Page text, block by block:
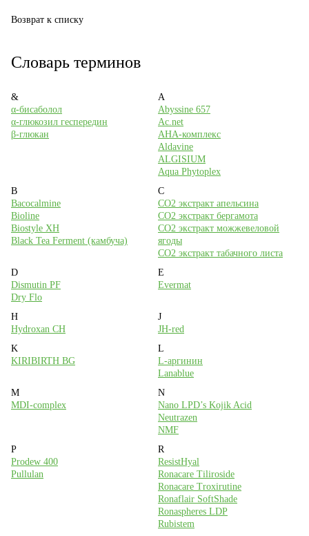
Возврат к списку
Словарь терминов
&
α-бисаболол
α-глюкозил геспередин
β-глюкан
A
Abyssine 657
Ac.net
AHA-комплекс
Aldavine
ALGISIUM
Aqua Phytoplex
B
Bacocalmine
Bioline
Biostyle XH
Black Tea Ferment (камбуча)
C
CO2 экстракт апельсина
CO2 экстракт бергамота
CO2 экстракт можжевеловой
ягоды
CO2 экстракт табачного листа
D
Dismutin PF
Dry Flo
E
Evermat
H
Hydroxan CH
J
JH-red
K
KIRIBIRTH BG
L
L-аргинин
Lanablue
M
MDI-complex
N
Nano LPD’s Kojik Acid
Neutrazen
NMF
P
Prodew 400
Pullulan
R
ResistHyal
Ronacare Tiliroside
Ronacare Troxirutine
Ronaflair SoftShade
Ronaspheres LDP
Rubistem